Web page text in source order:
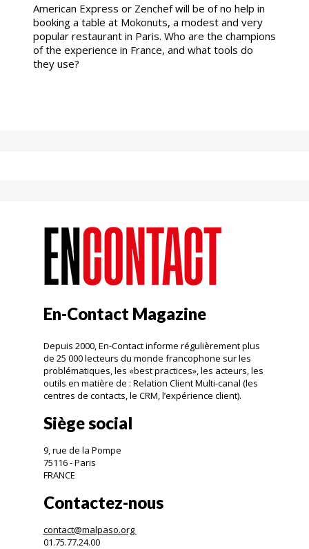
American Express or Zenchef will be of no help in
booking a table at Mokonuts, a modest and very
popular restaurant in Paris. Who are the champions
of the experience in France, and what tools do
they use?
En-Contact Magazine
Depuis 2000, En-Contact informe régulièrement plus
de 25 000 lecteurs du monde francophone sur les
problématiques, les «best practices», les acteurs, les
outils en matière de : Relation Client Multi-canal (les
centres de contacts, le CRM, l’expérience client).
Siège social
9, rue de la Pompe
75116 - Paris
FRANCE
Contactez-nous
contact@malpaso.org
01.75.77.24.00